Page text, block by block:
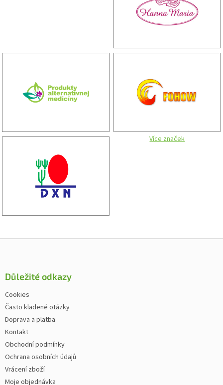
Více značek
Zápatí
Důležité odkazy
Cookies
Často kladené otázky
Doprava a platba
Kontakt
Obchodní podmínky
Ochrana osobních údajů
Vrácení zboží
Moje objednávka